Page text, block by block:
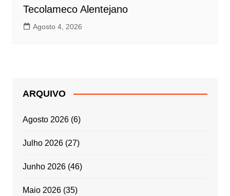
Tecolameco Alentejano
Agosto 4, 2026
ARQUIVO
Agosto 2026(6)
Julho 2026(27)
Junho 2026(46)
Maio 2026(35)